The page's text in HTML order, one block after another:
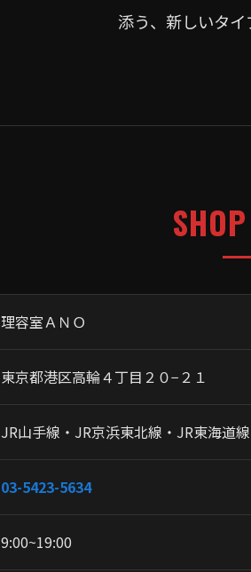
添う、新しいタイ
理容室ＡＮＯ
東京都港区高輪４丁目２０−２１
JR山手線・JR京浜東北線・JR東海道
03-5423-5634
9:00~19:00